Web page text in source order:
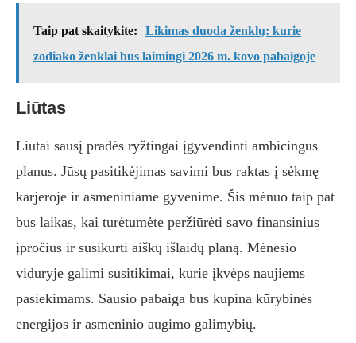
Taip pat skaitykite:
Likimas duoda ženklų: kurie
zodiako ženklai bus laimingi 2026 m. kovo pabaigoje
Liūtas
Liūtai sausį pradės ryžtingai įgyvendinti ambicingus
planus. Jūsų pasitikėjimas savimi bus raktas į sėkmę
karjeroje ir asmeniniame gyvenime. Šis mėnuo taip pat
bus laikas, kai turėtumėte peržiūrėti savo finansinius
įpročius ir susikurti aiškų išlaidų planą. Mėnesio
viduryje galimi susitikimai, kurie įkvėps naujiems
pasiekimams. Sausio pabaiga bus kupina kūrybinės
energijos ir asmeninio augimo galimybių.